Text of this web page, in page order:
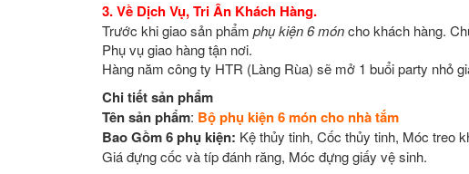
3. Về Dịch Vụ, Tri Ân Khách Hàng.
Trước khi giao sản phẩm phụ kiện 6 móncho khách hàng.
Phụ vụ giao hàng tận nơi.
Hàng năm công ty HTR (Làng Rùa) sẽ mở 1 buổi party nhỏ
Chi tiết sản phẩm
Tên sản phẩm: Bộ phụ kiện 6 món cho nhà tắm
Bao Gồm 6 phụ kiện: Kệ thủy tinh, Cốc thủy tinh, Móc treo
Giá đựng cốc và típ đánh răng, Móc đựng giấy vệ sinh.